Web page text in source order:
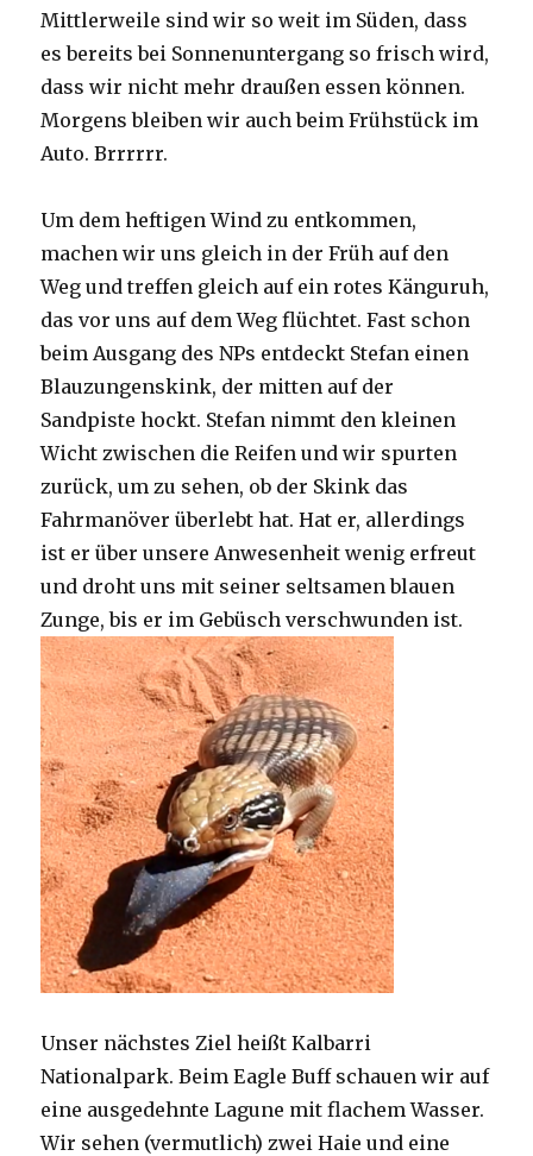
Mittlerweile sind wir so weit im Süden, dass
es bereits bei Sonnenuntergang so frisch wird,
dass wir nicht mehr draußen essen können.
Morgens bleiben wir auch beim Frühstück im
Auto. Brrrrrr.
Um dem heftigen Wind zu entkommen,
machen wir uns gleich in der Früh auf den
Weg und treffen gleich auf ein rotes Känguruh,
das vor uns auf dem Weg flüchtet. Fast schon
beim Ausgang des NPs entdeckt Stefan einen
Blauzungenskink, der mitten auf der
Sandpiste hockt. Stefan nimmt den kleinen
Wicht zwischen die Reifen und wir spurten
zurück, um zu sehen, ob der Skink das
Fahrmanöver überlebt hat. Hat er, allerdings
ist er über unsere Anwesenheit wenig erfreut
und droht uns mit seiner seltsamen blauen
Zunge, bis er im Gebüsch verschwunden ist.
Unser nächstes Ziel heißt Kalbarri
Nationalpark. Beim Eagle Buff schauen wir auf
eine ausgedehnte Lagune mit flachem Wasser.
Wir sehen (vermutlich) zwei Haie und eine